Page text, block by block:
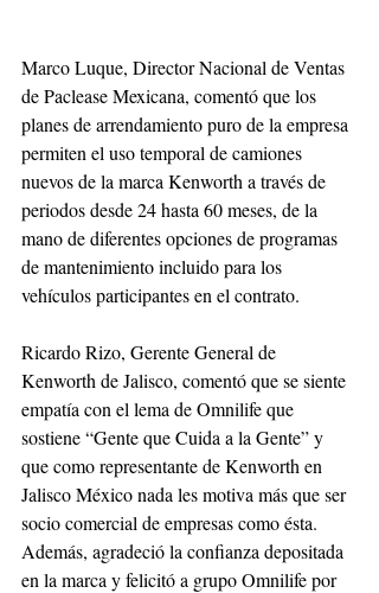
Marco Luque, Director Nacional de Ventas
de Paclease Mexicana, comentó que los
planes de arrendamiento puro de la empresa
permiten el uso temporal de camiones
nuevos de la marca Kenworth a través de
periodos desde 24 hasta 60 meses, de la
mano de diferentes opciones de programas
de mantenimiento incluido para los
vehículos participantes en el contrato.
Ricardo Rizo, Gerente General de
Kenworth de Jalisco, comentó que se siente
empatía con el lema de Omnilife que
sostiene “Gente que Cuida a la Gente” y
que como representante de Kenworth en
Jalisco México nada les motiva más que ser
socio comercial de empresas como ésta.
Además, agradeció la confianza depositada
en la marca y felicitó a grupo Omnilife por